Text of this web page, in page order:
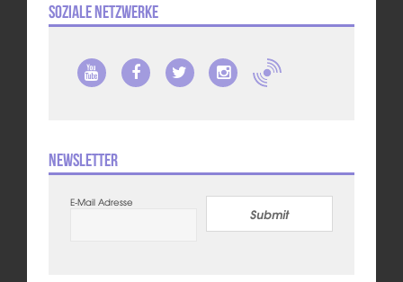
Soziale Netzwerke
Newsletter
E-Mail Adresse
Submit